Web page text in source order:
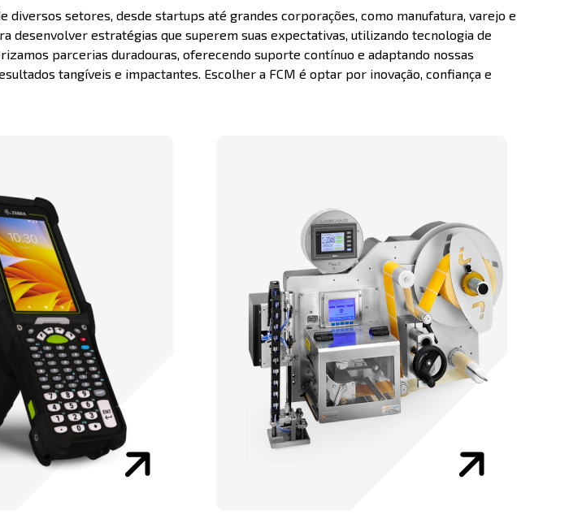
setores, desde startups até grandes corporações, como manufatura, varejo e
desenvolver estratégias que superem suas expectativas, utilizando tecnologia de
parcerias duradouras, oferecendo suporte contínuo e adaptando nossas
tangíveis e impactantes. Escolher a FCM é optar por inovação, confiança e